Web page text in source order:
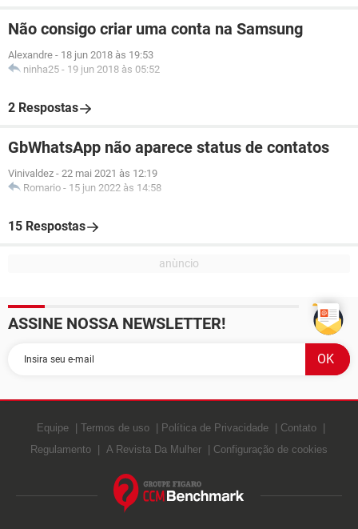
Não consigo criar uma conta na Samsung
Alexandre - 18 jun 2018 às 19:53
ninha25 - 19 jun 2018 às 05:52
2 Respostas
GbWhatsApp não aparece status de contatos
Vinivaldez - 22 mai 2021 às 12:19
Romario - 15 jun 2022 às 14:58
15 Respostas
ASSINE NOSSA NEWSLETTER!
Equipe Termos de uso Política de Privacidade
Contato
Regulamento
A Revista Da Mulher Configuração de cookies